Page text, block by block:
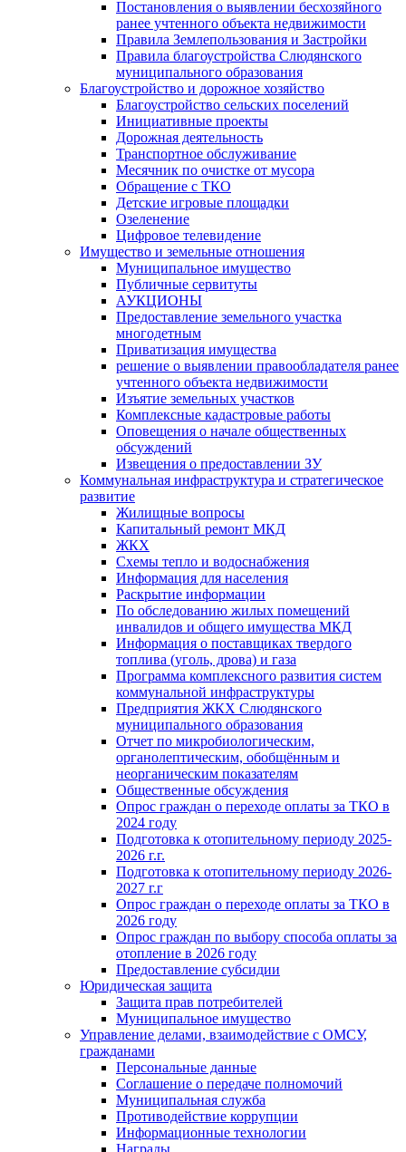
Постановления о выявлении бесхозяйного
ранее учтенного объекта недвижимости
Правила Землепользования и Застройки
Правила благоустройства Слюдянского
муниципального образования
Благоустройство и дорожное хозяйство
Благоустройство сельских поселений
Инициативные проекты
Дорожная деятельность
Транспортное обслуживание
Месячник по очистке от мусора
Обращение с ТКО
Детские игровые площадки
Озеленение
Цифровое телевидение
Имущество и земельные отношения
Муниципальное имущество
Публичные сервитуты
АУКЦИОНЫ
Предоставление земельного участка
многодетным
Приватизация имущества
решение о выявлении правообладателя ранее
учтенного объекта недвижимости
Изъятие земельных участков
Комплексные кадастровые работы
Оповещения о начале общественных
обсуждений
Извещения о предоставлении ЗУ
Коммунальная инфраструктура и стратегическое
развитие
Жилищные вопросы
Капитальный ремонт МКД
ЖКХ
Схемы тепло и водоснабжения
Информация для населения
Раскрытие информации
По обследованию жилых помещений
инвалидов и общего имущества МКД
Информация о поставщиках твердого
топлива (уголь, дрова) и газа
Программа комплексного развития систем
коммунальной инфраструктуры
Предприятия ЖКХ Слюдянского
муниципального образования
Отчет по микробиологическим,
органолептическим, обобщённым и
неорганическим показателям
Общественные обсуждения
Опрос граждан о переходе оплаты за ТКО в
2024 году
Подготовка к отопительному периоду 2025-
2026 г.г.
Подготовка к отопительному периоду 2026-
2027 г.г
Опрос граждан о переходе оплаты за ТКО в
2026 году
Опрос граждан по выбору способа оплаты за
отопление в 2026 году
Предоставление субсидии
Юридическая защита
Защита прав потребителей
Муниципальное имущество
Управление делами, взаимодействие с ОМСУ,
гражданами
Персональные данные
Соглашение о передаче полномочий
Муниципальная служба
Противодействие коррупции
Информационные технологии